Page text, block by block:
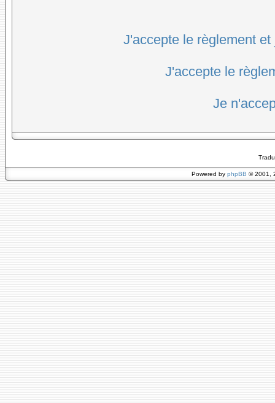
J'accepte le règlement
J'accepte le
Je
Powered by phpBB © 2001,